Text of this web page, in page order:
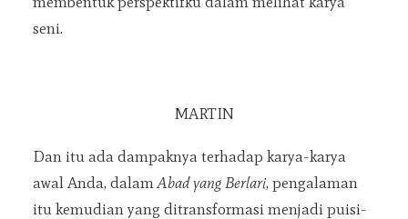
seni.
MARTIN
Dan itu ada dampaknya terhadap karya-karya
awal Anda, dalamAbad yang Berlari, pengalaman
itu kemudian yang ditransformasi menjadi puisi-